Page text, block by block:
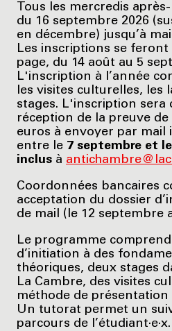
Tous les mercredis
du 16 septembre 2026
en décembre) jusqu’à mai
Les inscriptions se
page, du 14 août au 5
L'inscription à l’année
les visites culturelles, les
stages. L'inscription sera
réception de la preuve de
euros à envoyer par mail
entre le 7 septembre et
inclus à
Coordonnées bancaires
acceptation du dossier
de mail (le 12 septembre
Le programme
d’initiation à des
théoriques, deux stages
La Cambre, des visites
méthode de présentation
Un tutorat permet un
parcours de l’étudiant·e·x.